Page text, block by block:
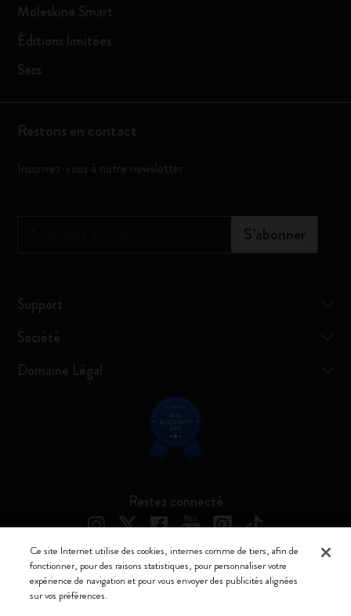
Moleskine Smart
Éditions limitées
Sacs
Restons en contact
Inscrivez-vous à notre newsletter
S’abonner
Support
Société
Domaine Légal
Restez connecté
Moleskine ® est une marque enregistrée de Moleskine Srl a socio unico
Ce site Internet utilise des cookies, internes comme de tiers, afin de
fonctionner, pour des raisons statistiques, pour personnaliser votre
expérience de navigation et pour vous envoyer des publicités alignées
sur vos préférences.